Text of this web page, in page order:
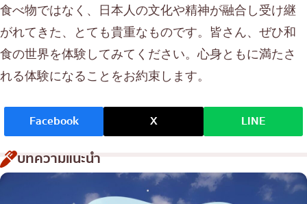
食べ物ではなく、日本人の文化や精神が融合し受け継
がれてきた、とても貴重なものです。皆さん、ぜひ和
食の世界を体験してみてください。心身ともに満たさ
れる体験になることをお約束します。
Facebook X LINE
บทความแนะนำ